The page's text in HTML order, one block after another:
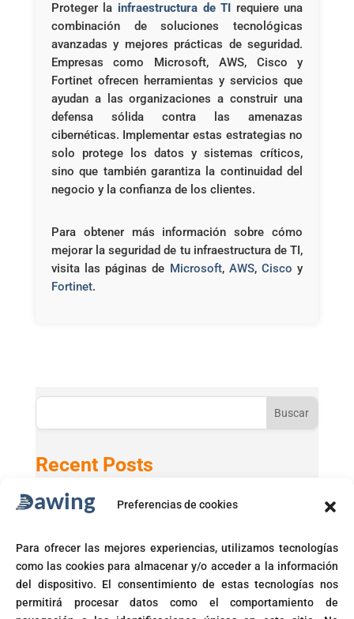
Preferencias de cookies
Para ofrecer las mejores experiencias, utilizamos tecnologías
como las cookies para almacenar y/o acceder a la información
del dispositivo. El consentimiento de estas tecnologías nos
permitirá procesar datos como el comportamiento de
Proteger la infraestructura de TI
requiere una
combinación de soluciones tecnológicas
avanzadas y mejores prácticas de seguridad.
Empresas como Microsoft, AWS, Cisco y
Fortinet ofrecen herramientas y servicios que
ayudan a las organizaciones a construir una
defensa sólida contra las amenazas
cibernéticas. Implementar estas estrategias no
solo protege los datos y sistemas críticos,
sino que también garantiza la continuidad del
negocio y la confianza de los clientes.
Para obtener más información sobre cómo
mejorar la seguridad de tu infraestructura de TI,
visita las páginas de Microsoft, AWS, Cisco y
Fortinet.
Buscar
Recent Posts
Active Directory 2025 con Windows 11 24H2
Microsoft activará automáticamente políticas de acceso
condicional
Fin del soporte para Windows 10